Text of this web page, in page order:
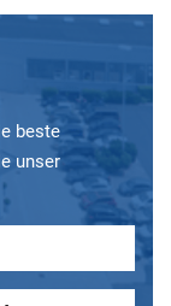
beste
unser